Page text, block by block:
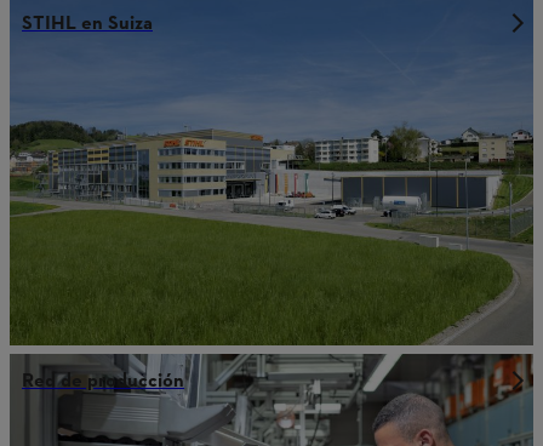
STIHL en Suiza
Red de producción